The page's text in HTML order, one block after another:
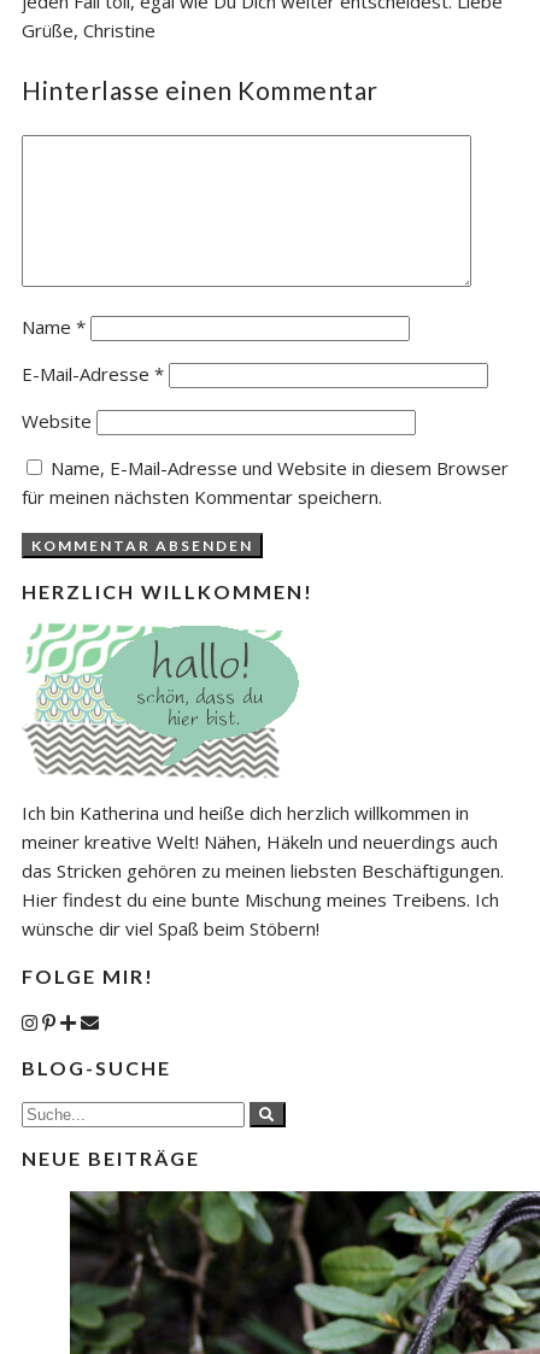
Grüße, Christine
Hinterlasse einen Kommentar
Name *
E-Mail-Adresse *
Website
Name, E-Mail-Adresse und Website in diesem Browser
für meinen nächsten Kommentar speichern.
HERZLICH WILLKOMMEN!
Ich bin Katherina und heiße dich herzlich willkommen in
meiner kreative Welt! Nähen, Häkeln und neuerdings auch
das Stricken gehören zu meinen liebsten Beschäftigungen.
Hier findest du eine bunte Mischung meines Treibens. Ich
wünsche dir viel Spaß beim Stöbern!
FOLGE MIR!
BLOG-SUCHE
NEUE BEITRÄGE